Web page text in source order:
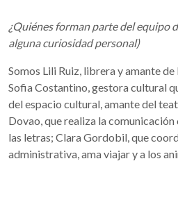
¿Quiénes forman parte del equipo
alguna curiosidad personal)
Somos Lili Ruiz, librera y amante
Sofia Costantino, gestora cultural
del espacio cultural, amante del
Dovao, que realiza la comunicación
las letras; Clara Gordobil, que
administrativa, ama viajar y a los